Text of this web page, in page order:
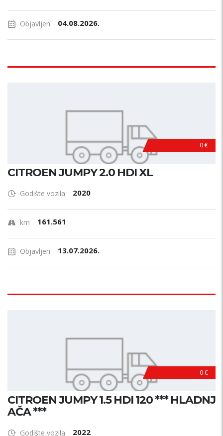
Objavljen 04.08.2026.
0 €
CITROEN JUMPY 2.0 HDI XL
Godište vozila 2020
km 161.561
Objavljen 13.07.2026.
0 €
CITROEN JUMPY 1.5 HDI 120 *** HLADNJ
AČA ***
Godište vozila 2022